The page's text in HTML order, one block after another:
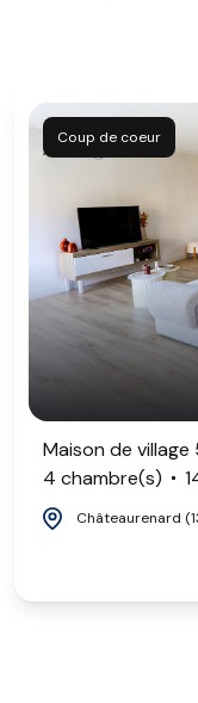
Coup de coeur
Maison de village
4 chambre(s)
Châteaurenard